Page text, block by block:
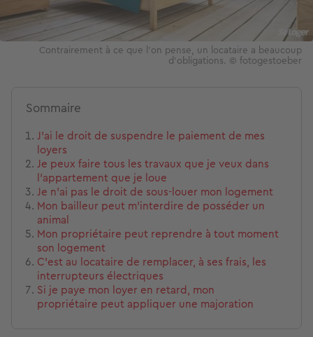
Contrairement à ce que l'on pense, un locataire a beaucoup
d'obligations. © fotogestoeber
Sommaire
J’ai le droit de suspendre le paiement de mes
loyers
Je peux faire tous les travaux que je veux dans
l’appartement que je loue
Je n’ai pas le droit de sous-louer mon logement
Mon bailleur peut m’interdire de posséder un
animal
Mon propriétaire peut reprendre à tout moment
son logement
C'est au locataire de remplacer, à ses frais, les
interrupteurs électriques
Si je paye mon loyer en retard, mon
propriétaire peut appliquer une majoration